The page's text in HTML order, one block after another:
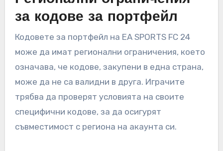
за кодове за портфейл
Кодовете за портфейл на EA SPORTS FC 24
може да имат регионални ограничения, което
означава, че кодове, закупени в една страна,
може да не са валидни в друга. Играчите
трябва да проверят условията на своите
специфични кодове, за да осигурят
съвместимост с региона на акаунта си.